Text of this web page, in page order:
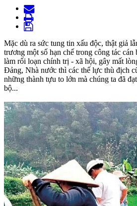
Mặc dù ra sức tung tin xấu độc, thật giả
trương một số hạn chế trong công tác cán
làm rối loạn chính trị - xã hội, gây mất
Đảng, Nhà nước thì các thế lực thù địch
những thành tựu to lớn mà chúng ta đã
bộ...